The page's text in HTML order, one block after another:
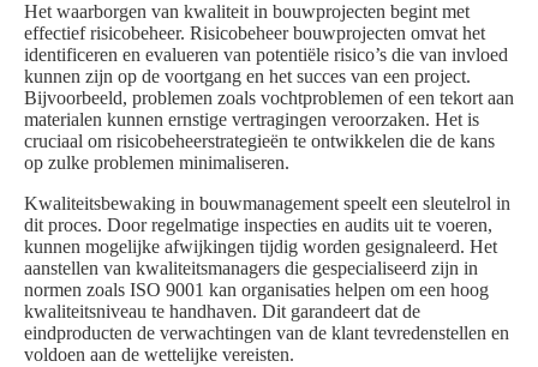
Het waarborgen van kwaliteit in bouwprojecten begint met
effectief risicobeheer. Risicobeheer bouwprojecten omvat het
identificeren en evalueren van potentiële risico’s die van invloed
kunnen zijn op de voortgang en het succes van een project.
Bijvoorbeeld, problemen zoals vochtproblemen of een tekort aan
materialen kunnen ernstige vertragingen veroorzaken. Het is
cruciaal om risicobeheerstrategieën te ontwikkelen die de kans
op zulke problemen minimaliseren.
Kwaliteitsbewaking in bouwmanagement speelt een sleutelrol in
dit proces. Door regelmatige inspecties en audits uit te voeren,
kunnen mogelijke afwijkingen tijdig worden gesignaleerd. Het
aanstellen van kwaliteitsmanagers die gespecialiseerd zijn in
normen zoals ISO 9001 kan organisaties helpen om een hoog
kwaliteitsniveau te handhaven. Dit garandeert dat de
eindproducten de verwachtingen van de klant tevredenstellen en
voldoen aan de wettelijke vereisten.